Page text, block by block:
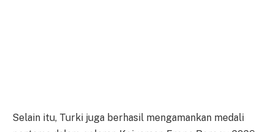
Selain itu, Turki juga berhasil mengamankan medali